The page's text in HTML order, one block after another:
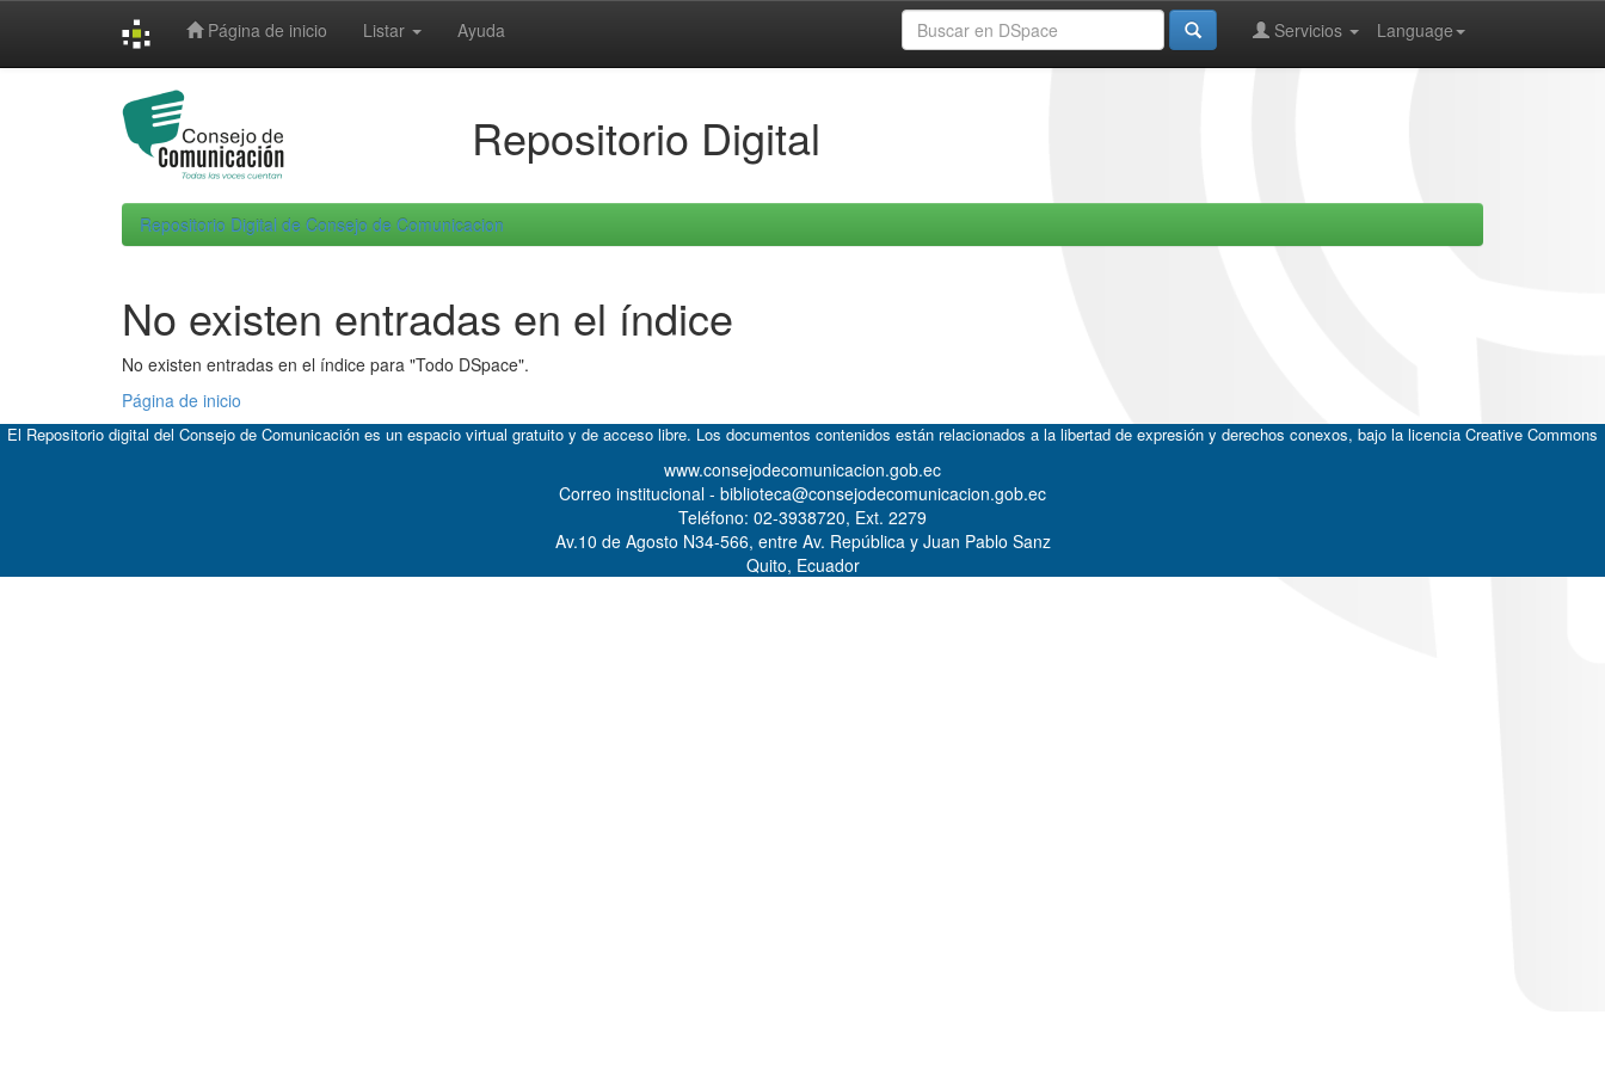
Página de inicio Listar Ayuda Language
Servicios
Repositorio Digital
Repositorio Digital de Consejo de Comunicacion
No existen entradas en el índice
No existen entradas en el índice para "Todo DSpace".
Página de inicio
El Repositorio digital del Consejo de Comunicación es un espacio virtual gratuito y de acceso libre. Los documentos contenidos están relacionados a la libertad de expresión y derechos conexos, bajo la licencia Creative Commons
www.consejodecomunicacion.gob.ec
Correo institucional - biblioteca@consejodecomunicacion.gob.ec
Teléfono: 02-3938720, Ext. 2279
Av.10 de Agosto N34-566, entre Av. República y Juan Pablo Sanz
Quito, Ecuador